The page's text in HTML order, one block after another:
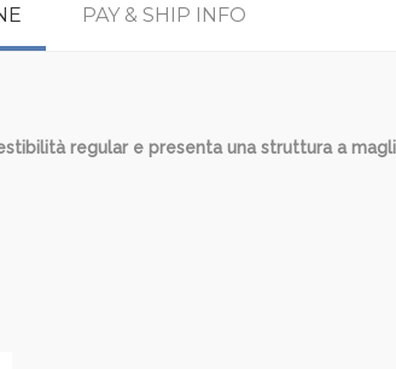
PAY & SHIP INFO
regular e presenta una struttura a